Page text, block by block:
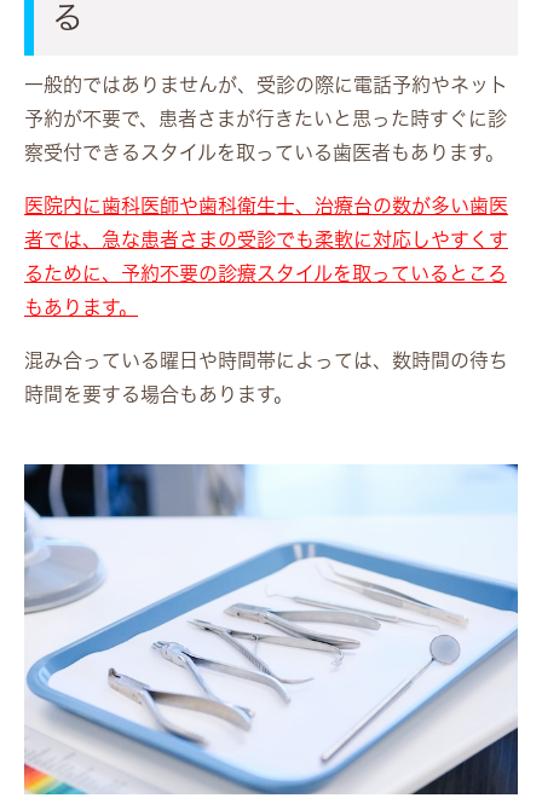
る
一般的ではありませんが、受診の際に電話予約やネット
予約が不要で、患者さまが行きたいと思った時すぐに診
察受付できるスタイルを取っている歯医者もあります。
医 院内に歯科医師や歯科衛生士、治療台の数が多い歯医
者では、急な患者さまの受診でも柔軟に対応しやすくす
るために、予約不要の診療スタイルを取っているところ
もあります。
混み合っている曜日や時間帯によっては、数時間の待ち
時間を要する場合もあります。